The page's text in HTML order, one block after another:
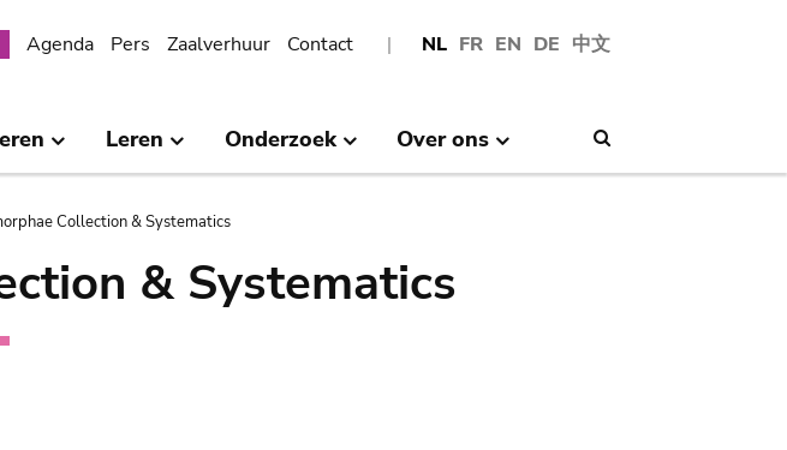
NL FR EN DE 中文
Agenda Pers Zaalverhuur Contact
Leren Onderzoek Over ons
Collection & Systematics
& Systematics